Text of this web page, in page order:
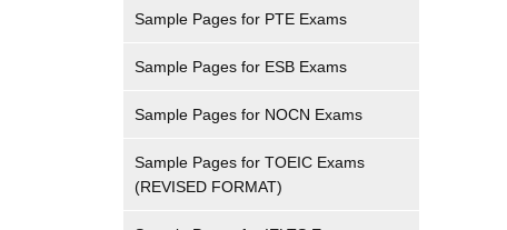
Sample Pages for PTE Exams
Sample Pages for ESB Exams
Sample Pages for NOCN Exams
Sample Pages for TOEIC Exams
(REVISED FORMAT)